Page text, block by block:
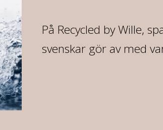
På Recycled by Wille,
svenskar gör av med